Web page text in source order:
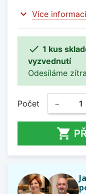
expand_more Více informací
 1 kus
vyzvednutí
Odesíláme
Počet −
